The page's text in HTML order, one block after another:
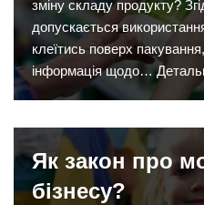
зміну складу продукту?
допускається
клеїтись поверх
інформація щодо…
Як закон про
бізнесу?